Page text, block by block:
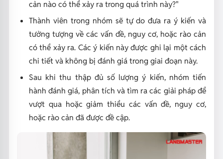
cản nào có thể xảy ra trong quá trình này?"
Thành viên trong nhóm sẽ tự do đưa ra ý kiến và
tưởng tượng về các vấn đề, nguy cơ, hoặc rào cản
có thể xảy ra. Các ý kiến này được ghi lại một cách
chi tiết và không bị đánh giá trong giai đoạn này.
Sau khi thu thập đủ số lượng ý kiến, nhóm tiến
hành đánh giá, phân tích và tìm ra các giải pháp để
vượt qua hoặc giảm thiểu các vấn đề, nguy cơ,
hoặc rào cản đã được đề cập.